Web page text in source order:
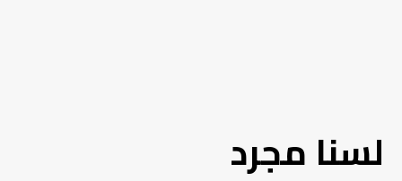
لسنا مجرد